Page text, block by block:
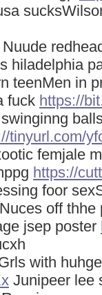
Nuude
hiladelphia
teenMen in
fuck https://
tinyurl.com/
femjale
https://
foor
Nuces off thhe
jsep poster
with
Junipeer lee